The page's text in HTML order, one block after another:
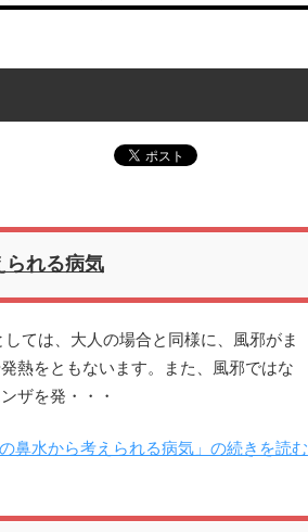
られる病気
ては、大人の場合と同様に、風邪がま
熱をともないます。また、風邪ではな
ザを発・・・
の鼻水から考えられる病気」の続きを読む